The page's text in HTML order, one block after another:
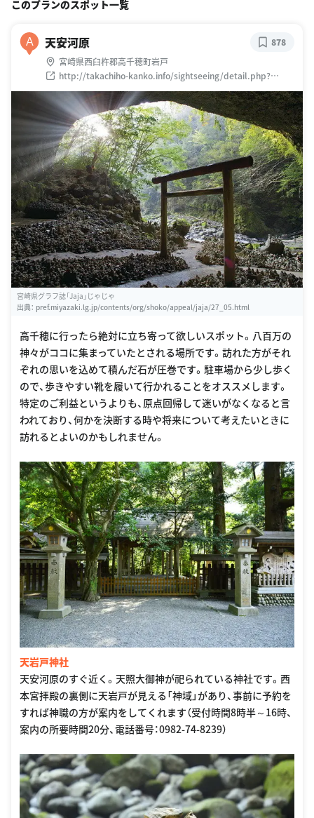
このプランのスポット一覧
A 天安河原
宮崎県西臼杵郡高千穂町岩戸
http://takachiho-kanko.info/sightseeing/detail.php?
log=1337317286
878
宮崎県グラフ誌「Jaja」じゃじゃ
出典： pref.miyazaki.lg.jp/contents/org/shoko/appeal/jaja/27_05.html
高千穂に行ったら絶対に立ち寄って欲しいスポット。八百万の
神々がココに集まっていたとされる場所です。訪れた方がそれ
ぞれの思いを込めて積んだ石が圧巻です。駐車場から少し歩く
ので、歩きやすい靴を履いて行かれることをオススメします。
特定のご利益というよりも、原点回帰して迷いがなくなると言
われており、何かを決断する時や将来について考えたいときに
訪れるとよいのかもしれません。
天岩戸神社
天安河原のすぐ近く。天照大御神が祀られている神社です。西
本宮拝殿の裏側に天岩戸が見える「神域」があり、事前に予約を
すれば神職の方が案内をしてくれます（受付時間8時半～16時、
案内の所要時間20分、電話番号：0982-74-8239）